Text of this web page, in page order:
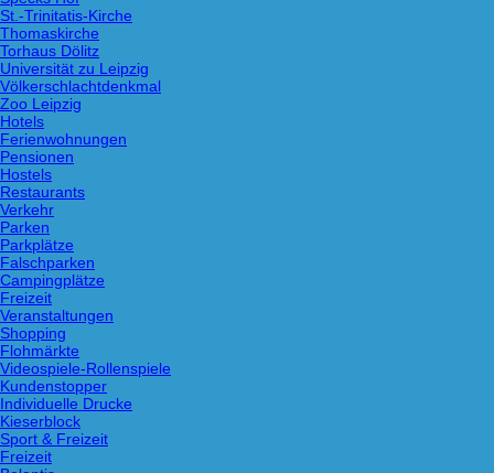
St.-Trinitatis-Kirche
Thomaskirche
Torhaus Dölitz
Universität zu Leipzig
Völkerschlachtdenkmal
Zoo Leipzig
Hotels
Ferienwohnungen
Pensionen
Hostels
Restaurants
Verkehr
Parken
Parkplätze
Falschparken
Campingplätze
Freizeit
Veranstaltungen
Shopping
Flohmärkte
Videospiele-Rollenspiele
Kundenstopper
Individuelle Drucke
Kieserblock
Sport & Freizeit
Freizeit